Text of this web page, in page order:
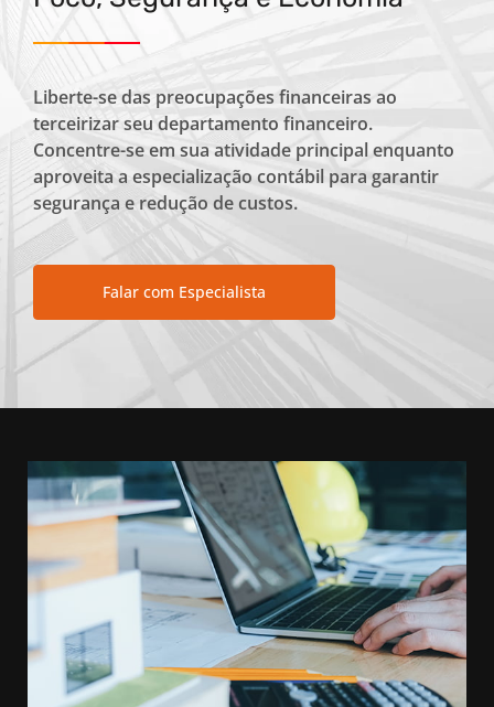
Liberte-se das preocupações financeiras ao
terceirizar seu departamento financeiro.
Concentre-se em sua atividade principal enquanto
aproveita a especialização contábil para garantir
segurança e redução de custos.
Falar com Especialista